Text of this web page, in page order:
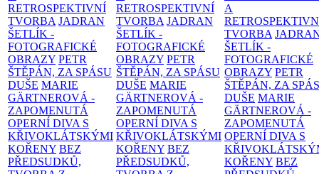
RETROSPEKTIVNÍ
TVORBA JADRAN
ŠETLÍK -
FOTOGRAFICKÉ
OBRAZY PETR
ŠTĚPÁN, ZA SPÁSU
DUŠE MARIE
GÄRTNEROVÁ -
ZAPOMENUTÁ
OPERNÍ DIVA S
KŘIVOKLÁTSKÝMI
KOŘENY BEZ
PŘEDSUDKŮ,
RETROSPEKTIVNÍ
TVORBA JADRAN
ŠETLÍK -
FOTOGRAFICKÉ
OBRAZY PETR
ŠTĚPÁN, ZA SPÁSU
DUŠE MARIE
GÄRTNEROVÁ -
ZAPOMENUTÁ
OPERNÍ DIVA S
KŘIVOKLÁTSKÝMI
KOŘENY BEZ
PŘEDSUDKŮ,
A
TVORBA
ŠETLÍK -
FOTOGRAFICKÉ
OBRAZY PETR
ŠTĚPÁN, ZA
DUŠE MARIE
GÄRTNEROVÁ -
ZAPOMENUTÁ
OPERNÍ DIVA S
KOŘENY BEZ